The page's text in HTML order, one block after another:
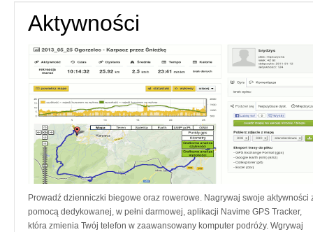
Aktywności
Prowadź dzienniczki biegowe oraz rowerowe. Nagrywaj swoje aktywności
pomocą dedykowanej, w pełni darmowej, aplikacji Navime GPS Tracker,
która zmienia Twój telefon w zaawansowany komputer podróży. Wgrywaj